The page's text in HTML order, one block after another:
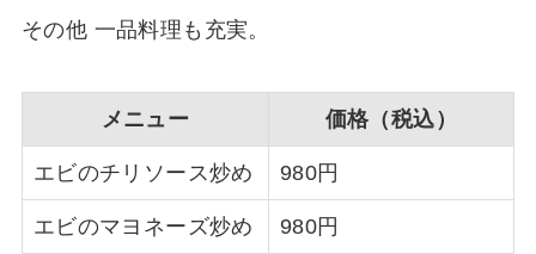
その他 一品料理も充実。
メニュー 価格（税込）
エビのチリソース炒め 980円
エビのマヨネーズ炒め 980円